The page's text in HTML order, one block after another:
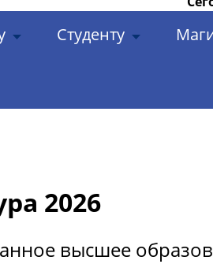
Студенту
2026
высшее